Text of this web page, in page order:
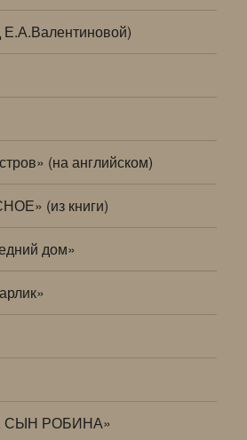
(на английском)
(из книги)
дом»
СЫН РОБИНА»